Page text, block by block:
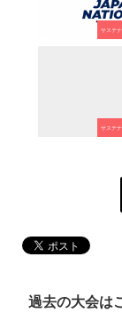
サステ
サステ
過去の大会は